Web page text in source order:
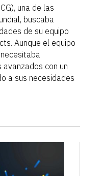
una de las
buscaba
de su equipo
Aunque el equipo
avanzados con un
a sus necesidades